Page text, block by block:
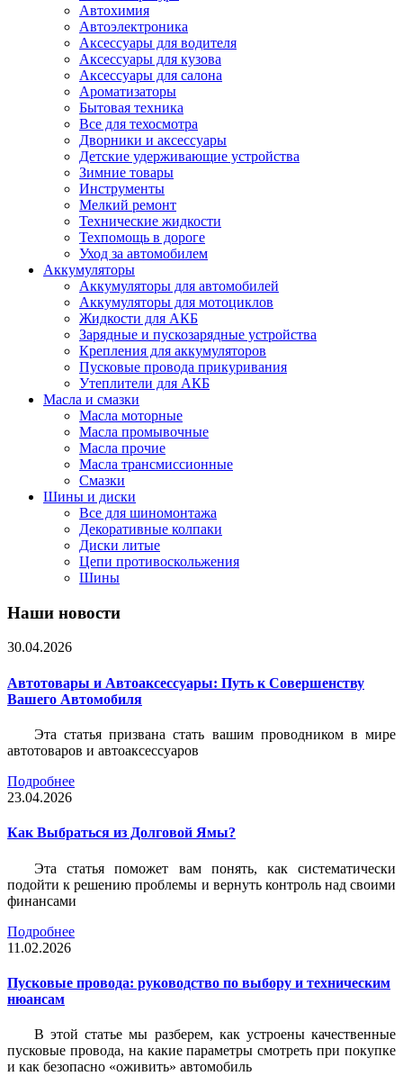
Автохимия
Автоэлектроника
Аксессуары для водителя
Аксессуары для кузова
Аксессуары для салона
Ароматизаторы
Бытовая техника
Все для техосмотра
Дворники и аксессуары
Детские удерживающие устройства
Зимние товары
Инструменты
Мелкий ремонт
Технические жидкости
Техпомощь в дороге
Уход за автомобилем
Аккумуляторы
Аккумуляторы для автомобилей
Аккумуляторы для мотоциклов
Жидкости для АКБ
Зарядные и пускозарядные устройства
Крепления для аккумуляторов
Пусковые провода прикуривания
Утеплители для АКБ
Масла и смазки
Масла моторные
Масла промывочные
Масла прочие
Масла трансмиссионные
Смазки
Шины и диски
Все для шиномонтажа
Декоративные колпаки
Диски литые
Цепи противоскольжения
Шины
Наши новости
30.04.2026
Автотовары и Автоаксессуары: Путь к Совершенству
Вашего Автомобиля
Эта статья призвана стать вашим проводником в мире
автотоваров и автоаксессуаров
Подробнее
23.04.2026
Как Выбраться из Долговой Ямы?
Эта статья поможет вам понять, как систематически
подойти к решению проблемы и вернуть контроль над своими
финансами
Подробнее
11.02.2026
Пусковые провода: руководство по выбору и техническим
нюансам
В этой статье мы разберем, как устроены качественные
пусковые провода, на какие параметры смотреть при покупке
и как безопасно «оживить» автомобиль